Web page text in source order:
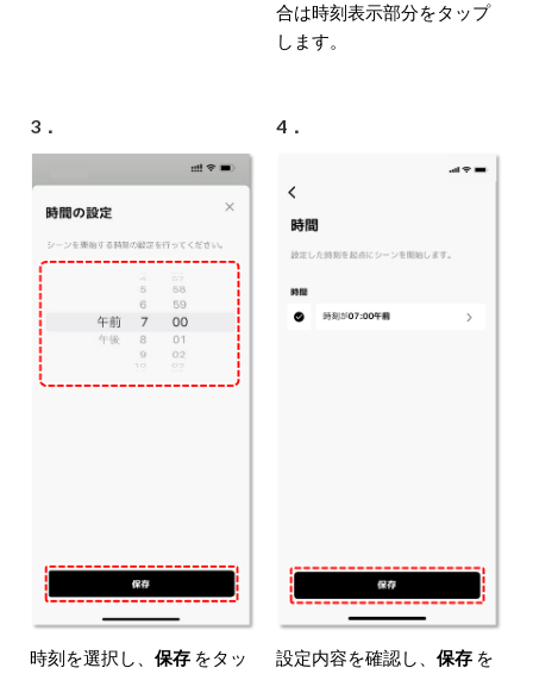
合は時刻表示部分をタップ
します。
3．
時刻を選択し、保存 をタッ
4．
設定内容を確認し、 保存 を